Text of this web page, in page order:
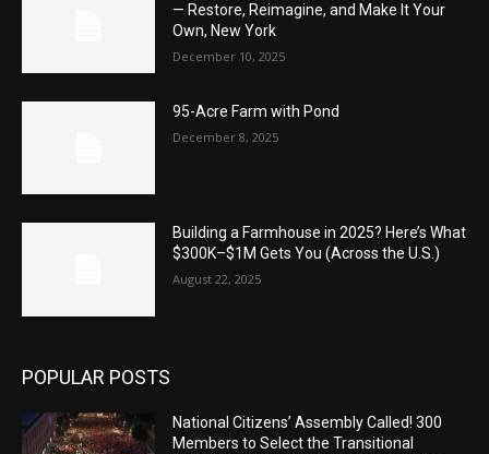
— Restore, Reimagine, and Make It Your
Own, New York
December 10, 2025
95-Acre Farm with Pond
December 8, 2025
Building a Farmhouse in 2025? Here’s What
$300K–$1M Gets You (Across the U.S.)
August 22, 2025
POPULAR POSTS
National Citizens’ Assembly Called! 300
Members to Select the Transitional